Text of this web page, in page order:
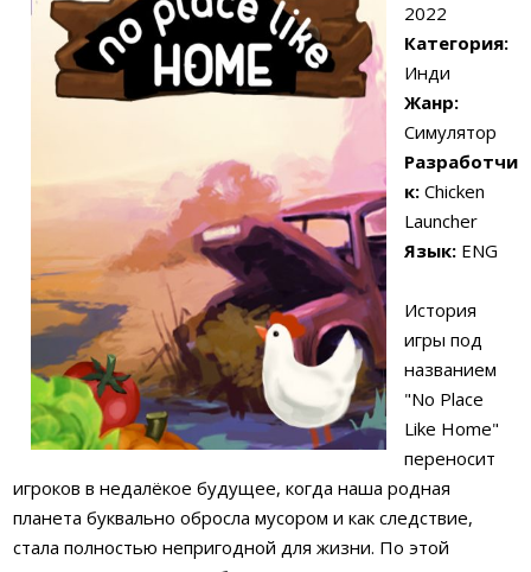
2022
Категория:
Инди
Жанр:
Симулятор
Разработчи
к: Chicken
Launcher
Язык: ENG
История
игры под
названием
"No Place
Like Home"
переносит
игроков в недалёкое будущее, когда наша родная
планета буквально обросла мусором и как следствие,
стала полностью непригодной для жизни. По этой